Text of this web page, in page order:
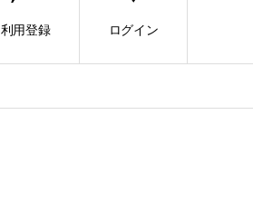
利用登録 ログイン